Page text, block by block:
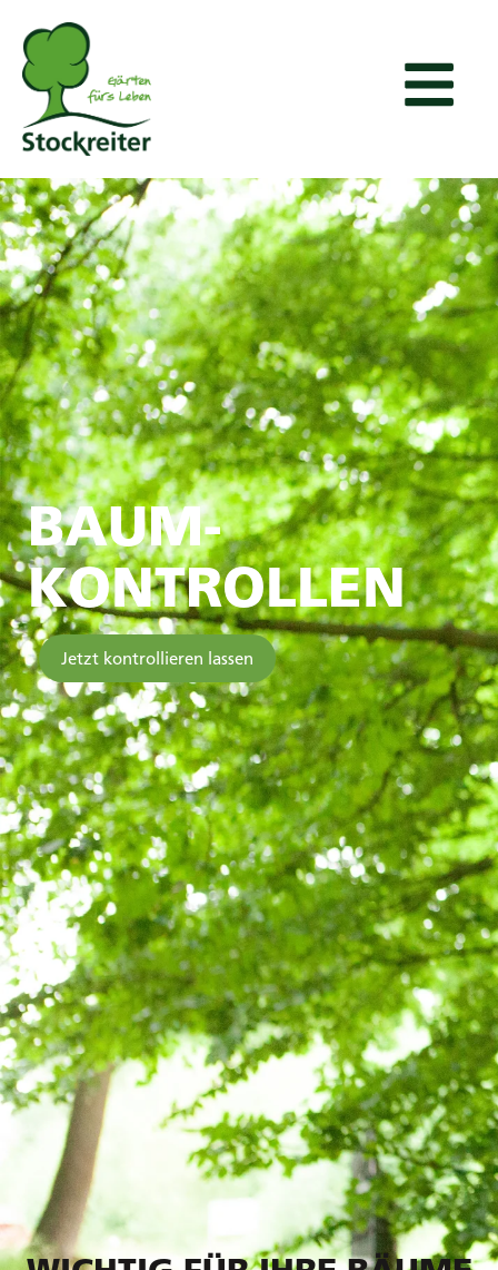
BAUM-
KONTROLLEN
Jetzt kontrollieren lassen